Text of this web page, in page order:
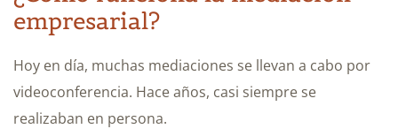
empresarial?
Hoy en día, muchas mediaciones se llevan a cabo por
videoconferencia. Hace años, casi siempre se
realizaban en persona.